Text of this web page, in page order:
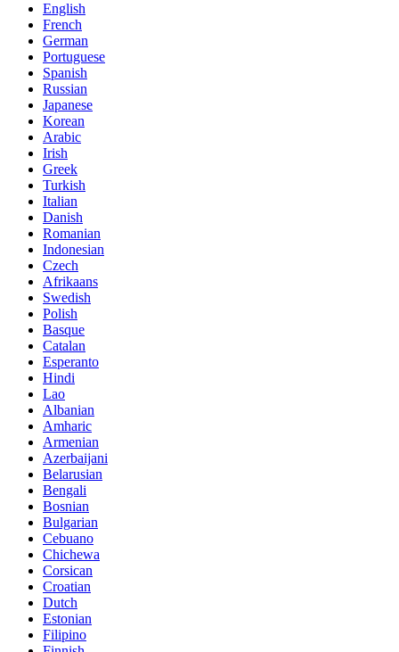
English
French
German
Portuguese
Spanish
Russian
Japanese
Korean
Arabic
Irish
Greek
Turkish
Italian
Danish
Romanian
Indonesian
Czech
Afrikaans
Swedish
Polish
Basque
Catalan
Esperanto
Hindi
Lao
Albanian
Amharic
Armenian
Azerbaijani
Belarusian
Bengali
Bosnian
Bulgarian
Cebuano
Chichewa
Corsican
Croatian
Dutch
Estonian
Filipino